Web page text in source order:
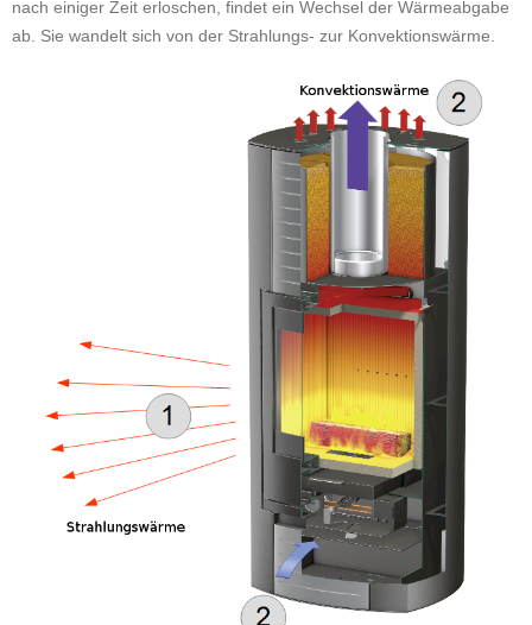
nach einiger Zeit erloschen, findet ein Wechsel der Wärmeabgabe
ab. Sie wandelt sich von der Strahlungs- zur Konvektionswärme.